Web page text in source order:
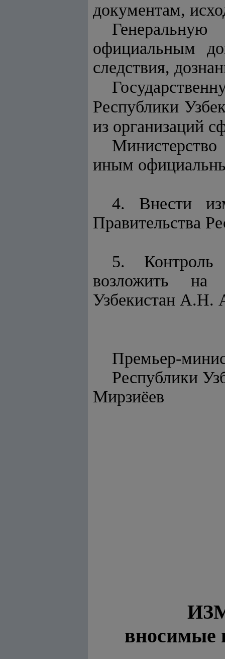
документам,
официальным
следствия,
Республики
из организаций
иным
4. Внести
Правительства
5. Контроль
возложить на
Узбекистан А.Н.
Премьер-
Мирзиёев
вносимые